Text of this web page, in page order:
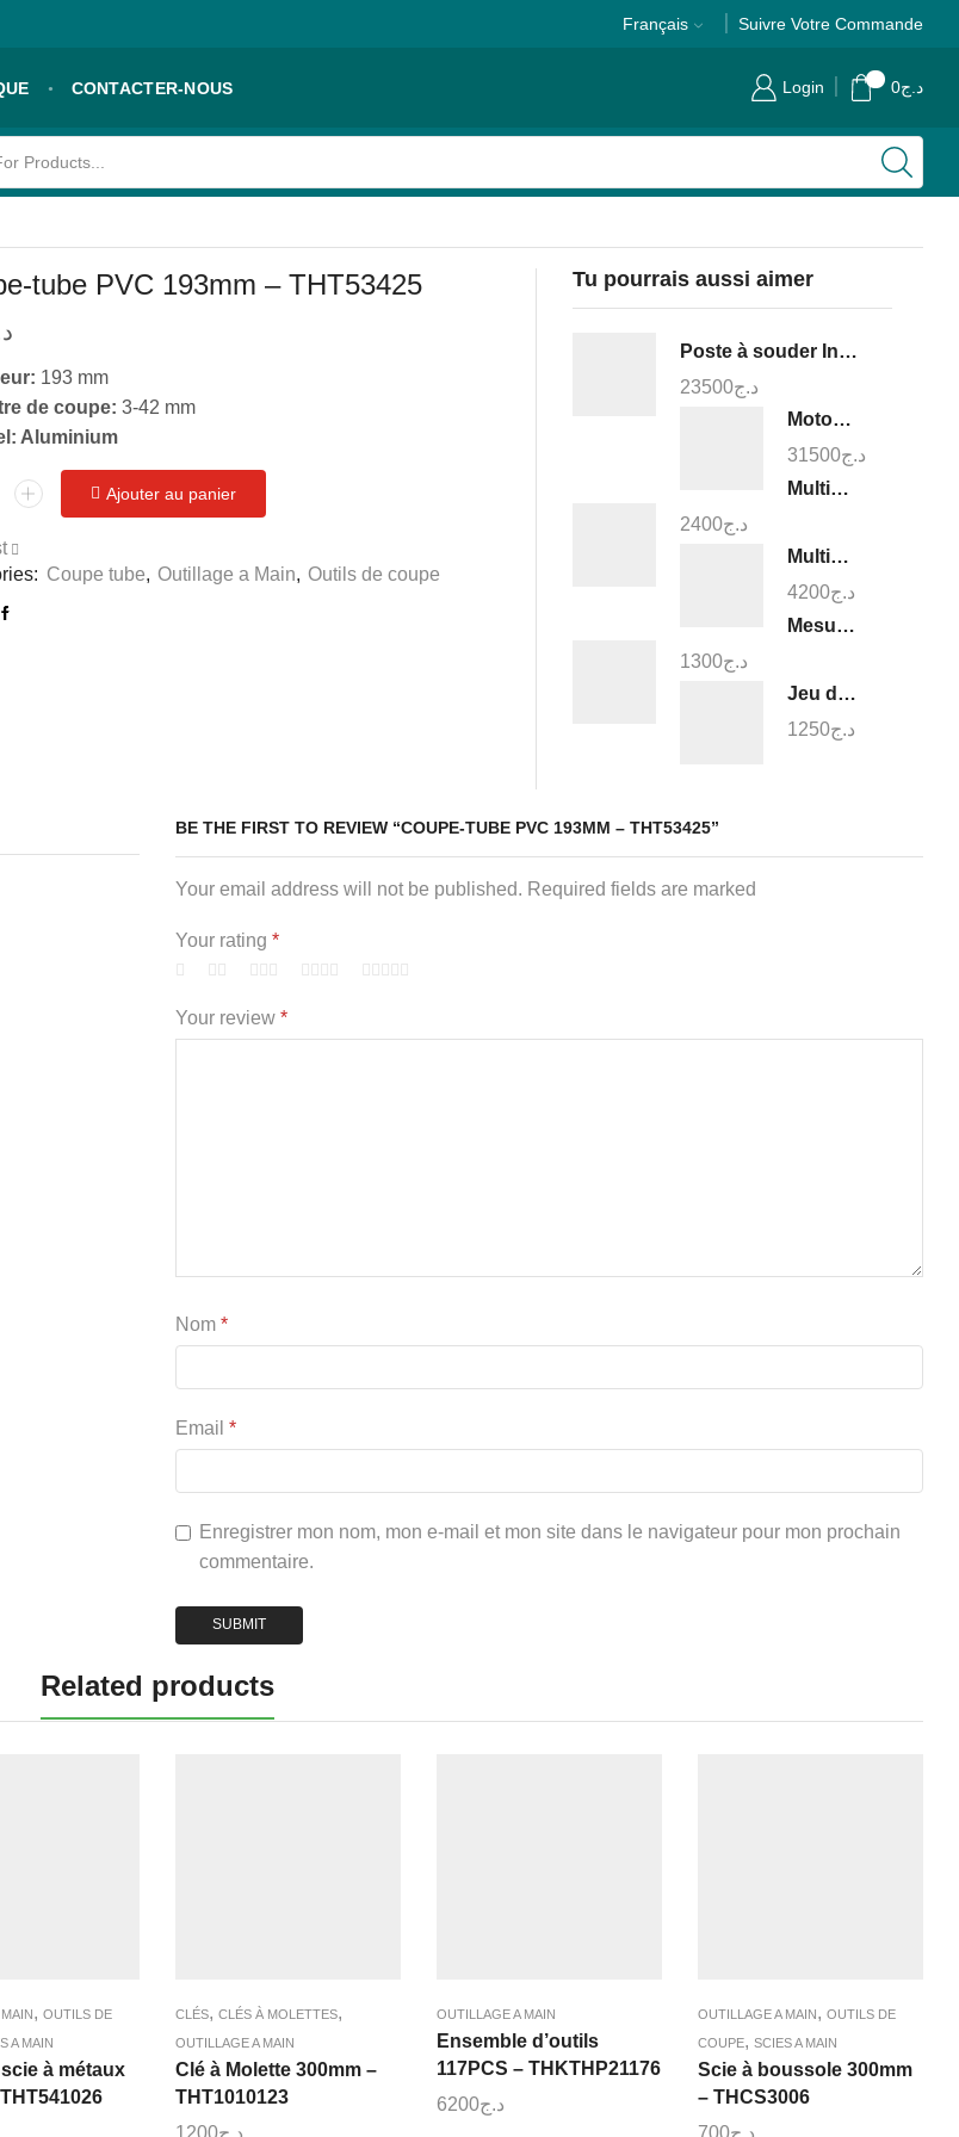
Français Suivre Votre Commande
CONTACTER-NOUS Login د.ج0
input
tube PVC 193mm – THT53425
193 mm
de coupe: 3-42 mm
Aluminium
Ajouter au panier
Coupe tube, Outillage a Main, Outils de coupe
Tu pourrais aussi aimer
Poste à souder Inverter MMA 160A - TW21605
د.ج23500
Motopompe 50mm - TP3202
د.ج31500
Multimètre digital - TMT460012
د.ج2400
Multimètre digital 1000v - TMT47503
د.ج4200
Mesure triangulaire a niveau a bulle - TMT646003
د.ج1300
Jeu de pinces 3pcs - THT1K0311
د.ج1250
BE THE FIRST TO REVIEW “COUPE-TUBE PVC 193MM – THT53425”
Your email address will not be published. Required fields are marked
Your rating *
Your review *
Nom *
Email *
Enregistrer mon nom, mon e-mail et mon site dans le navigateur pour mon prochain
commentaire.
Related products
, OUTILS DE
A MAIN
à métaux
CLÉS, CLÉS À MOLETTES,
OUTILLAGE A MAIN
Clé à Molette 300mm –
THT1010123
د.ج1200
OUTILLAGE A MAIN
Ensemble d’outils
117PCS – THKTHP21176
د.ج6200
OUTILLAGE A MAIN, OUTILS DE
COUPE, SCIES A MAIN
Scie à boussole 300mm
– THCS3006
د.ج700